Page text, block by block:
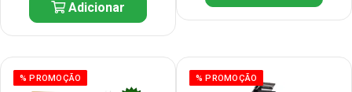
Adicionar
% PROMOÇÃO % PROMOÇÃO